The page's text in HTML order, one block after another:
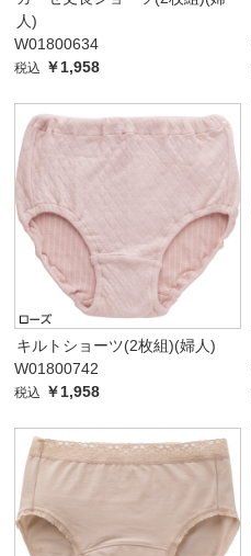
人)
W01800634
税込 ￥1,958
キルトショーツ(2枚組)(婦人)
W01800742
税込 ￥1,958